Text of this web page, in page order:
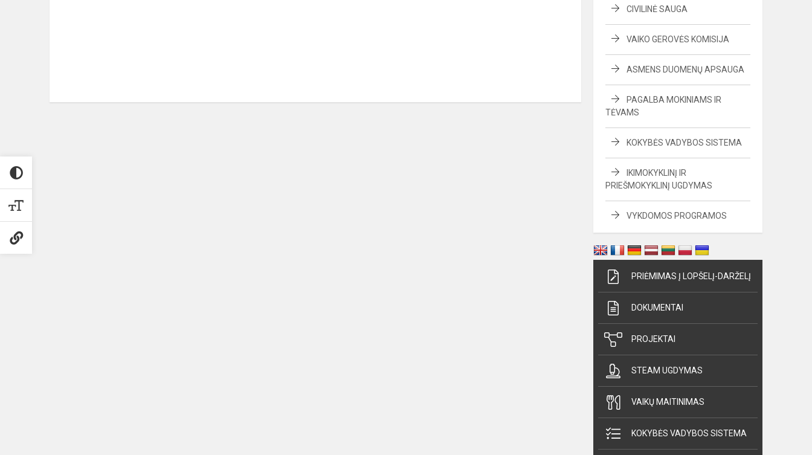
CIVILINĖ SAUGA
VAIKO GEROVĖS KOMISIJA
ASMENS DUOMENŲ APSAUGA
PAGALBA MOKINIAMS IR
TĖVAMS
KOKYBĖS VADYBOS SISTEMA
IKIMOKYKLINĮ IR
PRIEŠMOKYKLINĮ UGDYMAS
VYKDOMOS PROGRAMOS
PRIĖMIMAS Į LOPŠELĮ-DARŽELĮ
DOKUMENTAI
PROJEKTAI
STEAM UGDYMAS
VAIKŲ MAITINIMAS
KOKYBĖS VADYBOS SISTEMA